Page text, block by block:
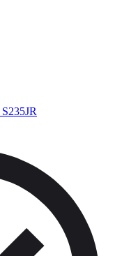
S235JR